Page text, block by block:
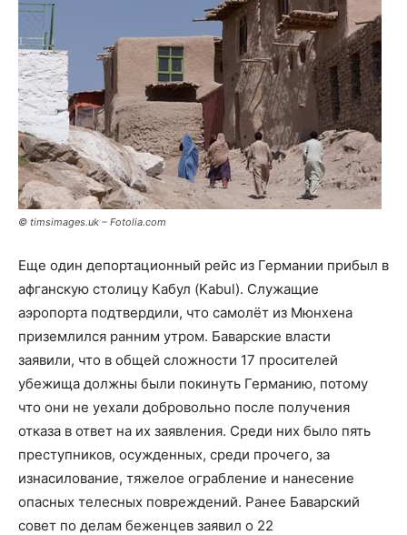
© timsimages.uk – Fotolia.com
Еще один депортационный рейс из Германии прибыл в
афганскую столицу Кабул (Kabul). Служащие
аэропорта подтвердили, что самолёт из Мюнхена
приземлился ранним утром. Баварские власти
заявили, что в общей сложности 17 просителей
убежища должны были покинуть Германию, потому
что они не уехали добровольно после получения
отказа в ответ на их заявления. Среди них было пять
преступников, осужденных, среди прочего, за
изнасилование, тяжелое ограбление и нанесение
опасных телесных повреждений. Ранее Баварский
совет по делам беженцев заявил о 22